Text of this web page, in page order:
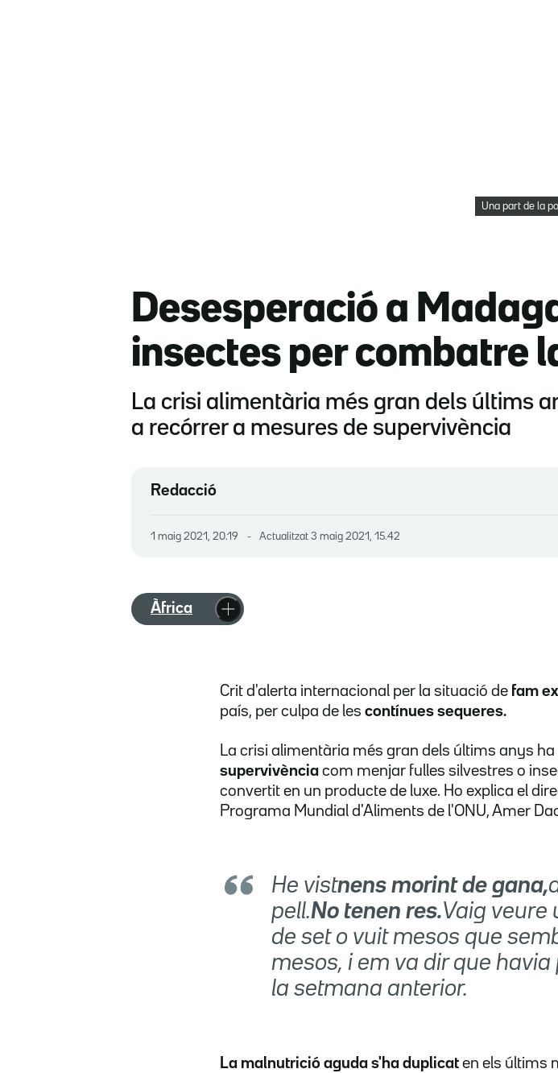
Una part de la
Desesperació a
insectes per combatre
La crisi alimentària més gran dels últims
a recórrer a mesures de supervivència
Redacció
1 maig 2021, 20.19 Actualitzat 3 maig 2021, 15.42
Àfrica
Crit d'alerta internacional per la situació de fam
país, per culpa de les contínues sequeres.
La crisi alimentària més gran dels últims anys
supervivència com menjar fulles silvestres o
convertit en un producte de luxe. Ho explica el
Programa Mundial d'Aliments de l'ONU, Amer
He vistnens morint de gana,
pell.No tenen res.Vaig veure
de set o vuit mesos que
mesos, i em va dir que
la setmana anterior.
La malnutrició aguda s'ha duplicat en els últims